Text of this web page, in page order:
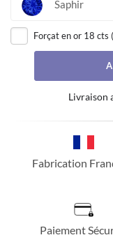
Saphir
Forçat en or 18 cts
Livraison
Fabrication
Paiement